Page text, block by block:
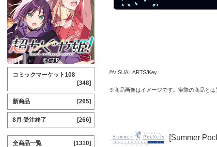
©VISUAL ARTS/Key
※商品画像はイメージです。実際の商品と
[Summer
コミックマーケット108
[348]
新商品 [265]
8月 受注終了 [266]
全商品一覧 [1310]